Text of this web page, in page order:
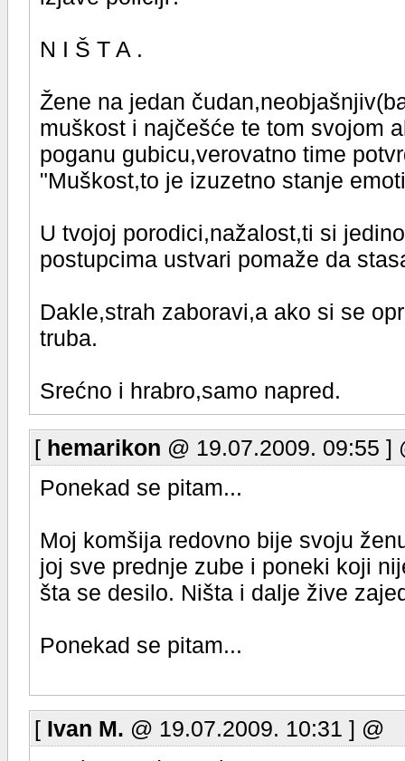
N I Š T A .
Žene na jedan
muškost i najčešće te tom svojom
poganu gubicu,verovatno time
"Muškost,to je izuzetno stanje
U tvojoj porodici,nažalost,ti si
postupcima ustvari pomaže da
Dakle,strah zaboravi,a ako si se
truba.
Srećno i hrabro,samo napred.
[ hemarikon @ 19.07.2009. 09:55 ]
Ponekad se pitam...
Moj komšija redovno bije svoju
joj sve prednje zube i poneki koji
šta se desilo. Ništa i dalje žive
Ponekad se pitam...
[ Ivan M. @ 19.07.2009. 10:31 ] @